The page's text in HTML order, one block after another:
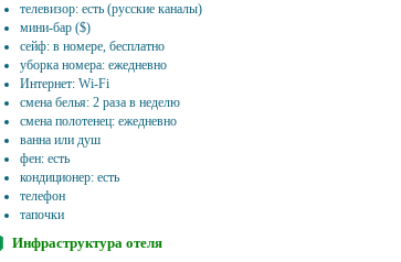
телевизор: есть (русские каналы)
мини-бар ($)
сейф: в номере, бесплатно
уборка номера: ежедневно
Интернет: Wi-Fi
смена белья: 2 раза в неделю
смена полотенец: ежедневно
ванна или душ
фен: есть
кондиционер: есть
телефон
тапочки
Инфраструктура отеля